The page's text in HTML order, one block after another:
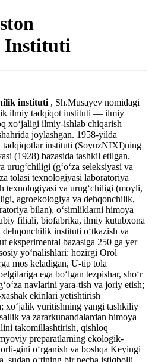
Instituti
instituti , Sh.Musayev nomidagi
ilmiy tadqiqot instituti — ilmiy
xoʻjaligi ilmiy-ishlab chiqarish
joylashgan. 1958-yilda
instituti (SoyuzNIXI)ning
(1928) bazasida tashkil etilgan.
urugʻchiligi (gʻoʻza seleksiyasi va
tolasi texnologiyasi laboratoriya
texnologiyasi va urugʻchiligi (moyli,
agroekologiya va dehqonchilik,
bilan), oʻsimliklarni himoya
filiali, biofabrika, ilmiy kutubxona
instituti oʻtkazish va
eksperimental bazasiga 250 ga yer
yoʻnalishlari: hozirgi Orol
mos keladigan, U-tip tola
ega boʻlgan tezpishar, shoʻr
navlarini yara-tish va joriy etish;
ekinlari yetishtirish
xoʻjalik yuritishning yangi tashkiliy
va zararkunandalardan himoya
takomillashtirish, qishloq
preparatlarning ekologik-
gini oʻrganish va boshqa Keyingi
sudan oʻtining bir necha istiqbolli